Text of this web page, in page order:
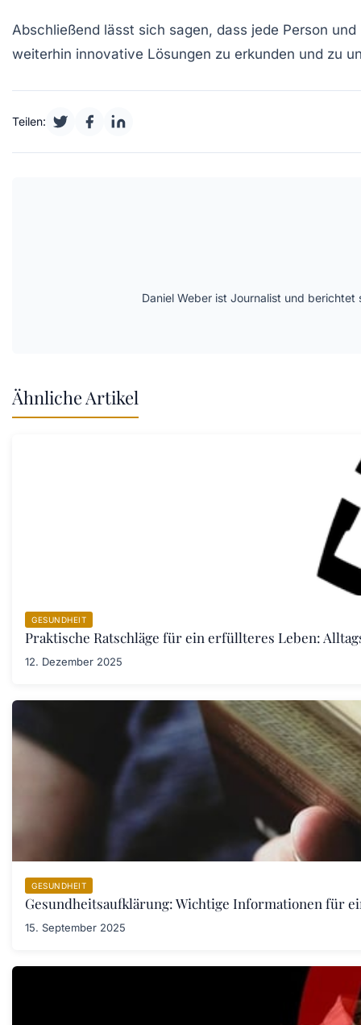
Abschließend lässt sich sagen, dass jede Person
weiterhin innovative Lösungen zu erkunden und zu
Teilen:
Daniel Weber ist Journalist und
Ähnliche Artikel
GESUNDHEIT
Praktische Ratschläge für ein erfüllteres Leben:
12. Dezember 2025
GESUNDHEIT
Gesundheitsaufklärung: Wichtige Informationen für
15. September 2025